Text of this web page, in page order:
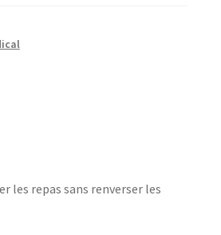
les repas sans renverser les